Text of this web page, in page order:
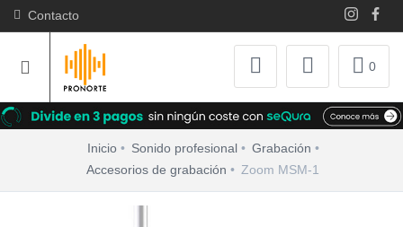
Contacto
0
Inicio Sonido profesional
Grabación
Accesorios de grabación
Zoom MSM-1